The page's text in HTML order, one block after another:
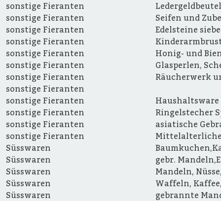
sonstige Fieranten
sonstige Fieranten
Seifen und
sonstige Fieranten
Edelsteine
sonstige Fieranten
sonstige Fieranten
Honig- und
sonstige Fieranten
Glasperlen,
sonstige Fieranten
Räucherwerk
sonstige Fieranten
sonstige Fieranten
Haushaltsware
sonstige Fieranten
Ringelstecher
sonstige Fieranten
asiatische
sonstige Fieranten
Mittelalterliche
Süsswaren
Süsswaren
gebr.
Süsswaren
Mandeln,
Süsswaren
Waffeln,
Süsswaren
gebrannte